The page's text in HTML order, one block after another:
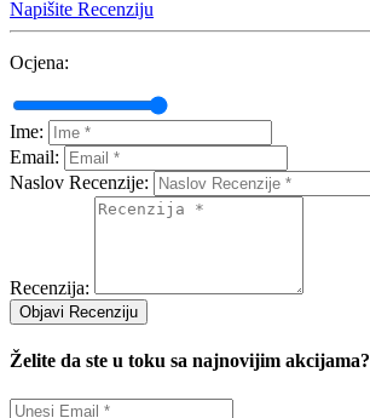
Napišite Recenziju
Ocjena:
Ime:
Email:
Naslov Recenzije:
Recenzija:
Objavi Recenziju
Želite da ste u toku sa najnovijim akcijama?